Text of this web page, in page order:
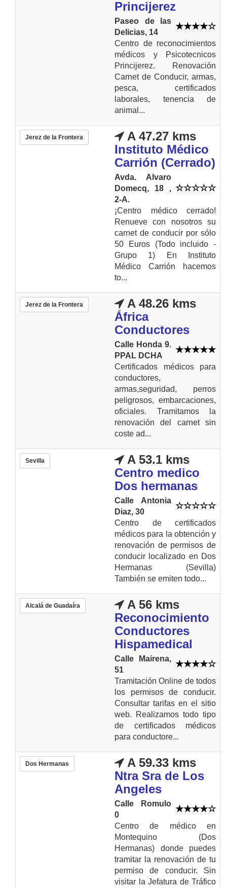
Princijerez
Paseo de las
Delicias, 14
Centro de reconocimientos
médicos y Psicotecnicos
Princijerez. Renovación
Carnet de Conducir, armas,
pesca, certificados
laborales, tenencia de
animal...
Jerez de la Frontera
A 47.27 kms
Instituto Médico
Carrión (Cerrado)
Avda. Alvaro
Domecq, 18 ,
2-A.
¡Centro médico cerrado!
Renueve con nosotros su
carnet de conducir por sólo
50 Euros (Todo incluido -
Grupo 1) En Instituto
Médico Carrión hacemos
to...
Jerez de la Frontera
A 48.26 kms
África
Conductores
Calle Honda 9.
PPAL DCHA
Certificados médicos para
conductores,
armas,seguridad, perros
peligrosos, embarcaciones,
oficiales. Tramitamos la
renovación del carnet sin
coste ad...
Sevilla
A 53.1 kms
Centro medico
Dos hermanas
Calle Antonia
Diaz, 30
Centro de certificados
médicos para la obtención y
renovación de permisos de
conducir localizado en Dos
Hermanas (Sevilla)
También se emiten todo...
Alcalá de Guadaíra
A 56 kms
Reconocimiento
Conductores
Hispamedical
Calle Mairena,
51
Tramitación Online de todos
los permisos de conducir.
Consultar tarifas en el sitio
web. Realizamos todo tipo
de certificados médicos
para conductore...
Dos Hermanas
A 59.33 kms
Ntra Sra de Los
Angeles
Calle Romulo
0
Centro de médico en
Montequino (Dos
Hermanas) donde puedes
tramitar la renovación de tu
permiso de conducir. Sin
visitar la Jefatura de Tráfico